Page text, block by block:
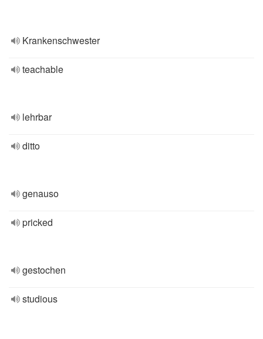
Krankenschwester
teachable
lehrbar
ditto
genauso
pricked
gestochen
studious